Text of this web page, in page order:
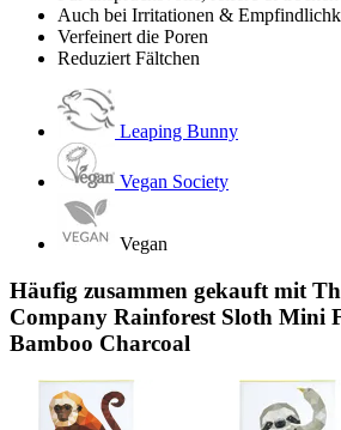
Auch bei Irritationen &
Verfeinert die Poren
Reduziert Fältchen
Leaping Bunny
Vegan Society
Vegan
Häufig zusammen gekauft mit
Company Rainforest Sloth Mini
Bamboo Charcoal